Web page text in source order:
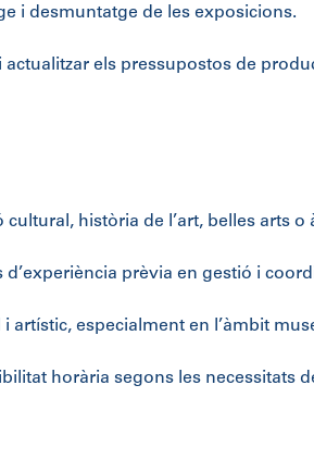
i desmuntatge de les exposicions.
actualitzar els pressupostos de
història de l’art, belles arts o
prèvia en gestió i
artístic, especialment en l’àmbit
horària segons les necessitats